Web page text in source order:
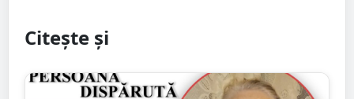
Citește și